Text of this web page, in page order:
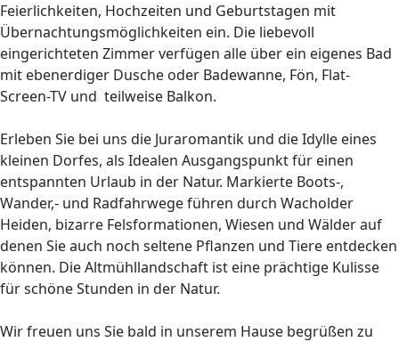
Feierlichkeiten, Hochzeiten und Geburtstagen mit
Übernachtungsmöglichkeiten ein. Die liebevoll
eingerichteten Zimmer verfügen alle über ein eigenes Bad
mit ebenerdiger Dusche oder Badewanne, Fön, Flat-
Screen-TV und teilweise Balkon.
Erleben Sie bei uns die Juraromantik und die Idylle eines
kleinen Dorfes, als Idealen Ausgangspunkt für einen
entspannten Urlaub in der Natur. Markierte Boots-,
Wander,- und Radfahrwege führen durch Wacholder
Heiden, bizarre Felsformationen, Wiesen und Wälder auf
denen Sie auch noch seltene Pflanzen und Tiere entdecken
können. Die Altmühllandschaft ist eine prächtige Kulisse
für schöne Stunden in der Natur.
Wir freuen uns Sie bald in unserem Hause begrüßen zu